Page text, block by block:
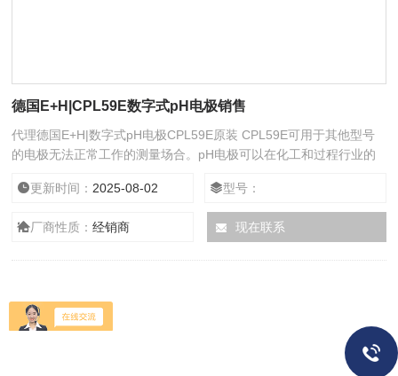
德国E+H|CPL59E数字式pH电极销售
代理德国E+H|数字式pH电极CPL59E原装 CPL59E可用于其他型号
的电极无法正常工作的测量场合。pH电极可以在化工和过程行业的
线，避免测量出错。高测量精度和短响应时间是传感器的突出优势，
这对于溶解氧测量尤为重要。Memosens数字式传感器技术保证测量
顺利进行，稳定的数字信号无信号丢失风险。实验室检测工作也能从
更新时间： 2025-08-02 型号：
厂商性质：经销商 现在联系